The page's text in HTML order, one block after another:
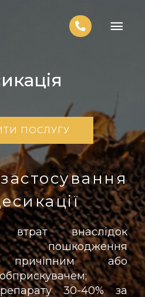
ПОСЛУГУ
втрат внаслідок
пошкодження
причіпним або
30-40% за